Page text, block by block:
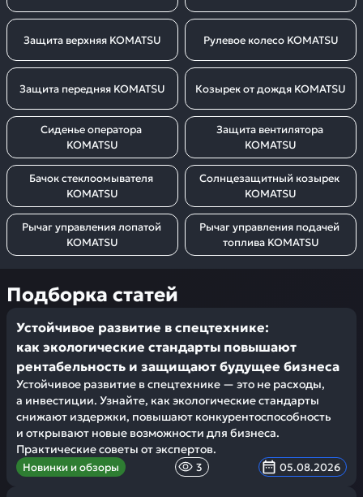
Защита верхняя KOMATSU Рулевое колесо KOMATSU
Защита передняя KOMATSU Козырек от дождя KOMATSU
Сиденье оператора
KOMATSU
Защита вентилятора
KOMATSU
Бачок стеклоомывателя
KOMATSU
Солнцезащитный козырек
KOMATSU
Рычаг управления лопатой
KOMATSU
Рычаг управления подачей
топлива KOMATSU
Подборка статей
Устойчивое развитие в спецтехнике:
как экологические стандарты повышают
рентабельность и защищают будущее бизнеса
Устойчивое развитие в спецтехнике — это не расходы,
а инвестиции. Узнайте, как экологические стандарты
снижают издержки, повышают конкурентоспособность
и открывают новые возможности для бизнеса.
Практические советы от экспертов.
Новинки и обзоры 3 05.08.2026